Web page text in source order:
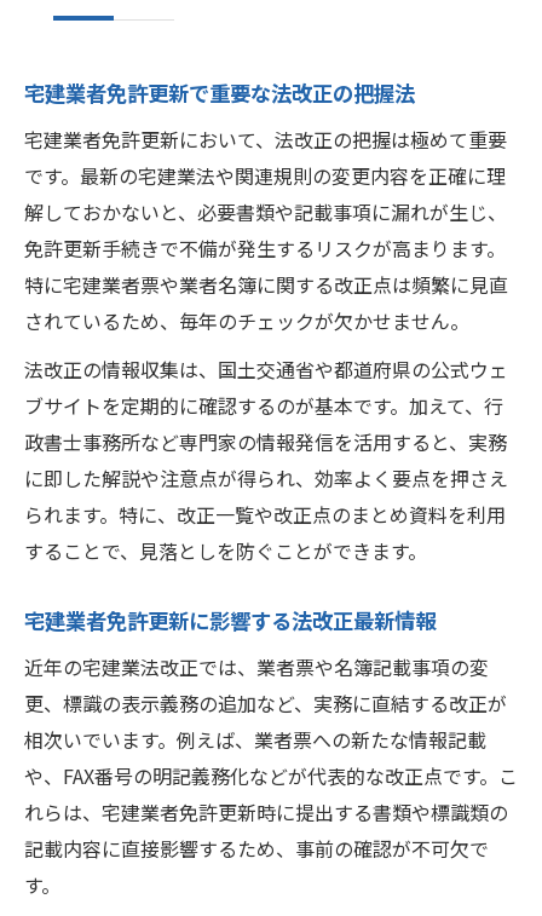
宅建業者免許更新で重要な法改正の把握法
宅建業者免許更新において、法改正の把握は極めて重要
です。最新の宅建業法や関連規則の変更内容を正確に理
解しておかないと、必要書類や記載事項に漏れが生じ、
免許更新手続きで不備が発生するリスクが高まります。
特に宅建業者票や業者名簿に関する改正点は頻繁に見直
されているため、毎年のチェックが欠かせません。
法改正の情報収集は、国土交通省や都道府県の公式ウェ
ブサイトを定期的に確認するのが基本です。加えて、行
政書士事務所など専門家の情報発信を活用すると、実務
に即した解説や注意点が得られ、効率よく要点を押さえ
られます。特に、改正一覧や改正点のまとめ資料を利用
することで、見落としを防ぐことができます。
宅建業者免許更新に影響する法改正最新情報
近年の宅建業法改正では、業者票や名簿記載事項の変
更、標識の表示義務の追加など、実務に直結する改正が
相次いでいます。例えば、業者票への新たな情報記載
や、FAX番号の明記義務化などが代表的な改正点です。こ
れらは、宅建業者免許更新時に提出する書類や標識類の
記載内容に直接影響するため、事前の確認が不可欠で
す。